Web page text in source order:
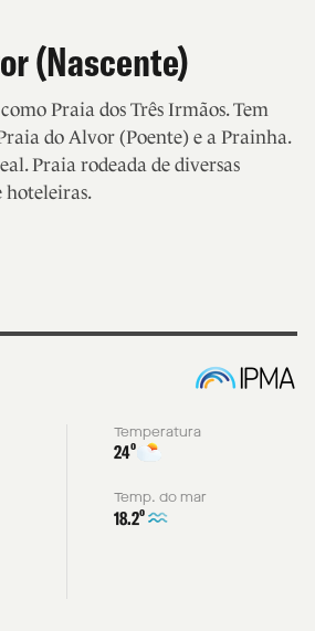
(Nascente)
Praia dos Três Irmãos. Tem
do Alvor (Poente) e a Prainha.
Praia rodeada de diversas
hoteleiras.
Temperatura
24º
Temp. do mar
18.2º